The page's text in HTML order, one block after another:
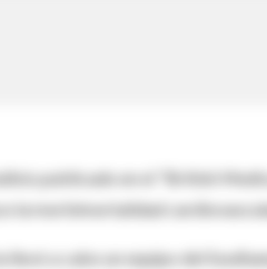
publicado en el "British
la morbimortalidad
llevó a cabo un equipo del